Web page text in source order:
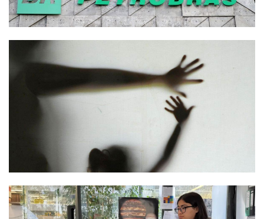
Termos de uso Sitemap
Copyright © 2025 Campos24horas seu
jornal na internet - Byafirma.cc